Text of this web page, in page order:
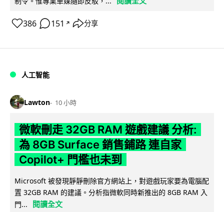
386 151 ↗ 分享
人工智能
Lawton 10 小時
微軟刪走 32GB RAM 遊戲建議 分析:
為 8GB Surface 銷售鋪路 連自家
Copilot+ 門檻也未到
Microsoft 被發現靜靜刪除官方網站上，對遊戲玩家要為電腦配
置 32GB RAM 的建議。分析指微軟同時新推出的 8GB RAM 入
門...
閱讀全文